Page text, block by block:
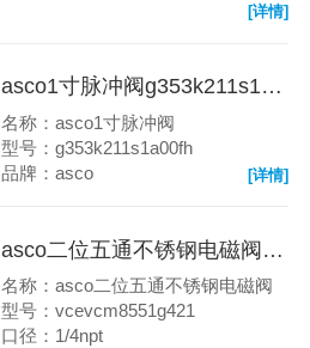
[详情]
asco1寸脉冲阀g353k211s1a00fh
名称：asco1寸脉冲阀
型号：g353k211s1a00fh
品牌：asco
[详情]
asco二位五通不锈钢电磁阀vcevcm8551g421
名称：asco二位五通不锈钢电磁阀
型号：vcevcm8551g421
口径：1/4npt